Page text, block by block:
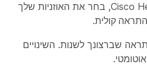
באפליקציה Cisco Headsets, בחר את האוזניות שלך
התראה קולית.
שברצונך לשנות. השינויים